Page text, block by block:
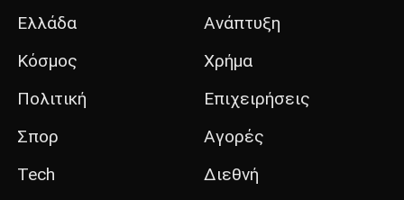
Ελλάδα
Κόσμος
Πολιτική
Σπορ
Tech
Ανάπτυξη
Χρήμα
Επιχειρήσεις
Αγορές
Διεθνή